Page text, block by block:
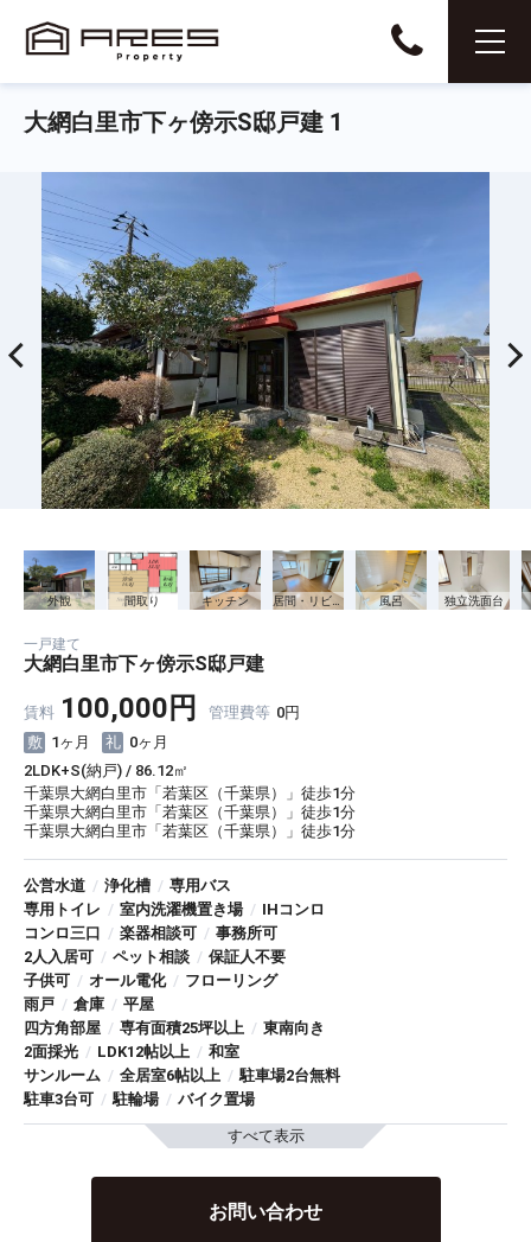
大網白里市下ヶ傍示S邸戸建 1
外観 間取り キッチン 風呂 独立洗面台
一戸建て
大網白里市下ヶ傍示S邸戸建
賃料 100,000円 管理費等 0円
1ヶ月
0ヶ月
2LDK+S(納戸) / 86.12㎡
千葉県大網白里市「若葉区（千葉県）」徒歩1分
千葉県大網白里市「若葉区（千葉県）」徒歩1分
千葉県大網白里市「若葉区（千葉県）」徒歩1分
公営水道 / 浄化槽 / 専用バス
専用トイレ / 室内洗濯機置き場 / IHコンロ
コンロ三口 / 楽器相談可 / 事務所可
2人入居可 / ペット相談 / 保証人不要
子供可 / オール電化 / フローリング
雨戸 / 倉庫 / 平屋
四方角部屋 / 専有面積25坪以上 / 東南向き
2面採光 / LDK12帖以上 / 和室
サンルーム / 全居室6帖以上 / 駐車場2台無料
駐車3台可 / 駐輪場 / バイク置場
すべて表示
お問い合わせ